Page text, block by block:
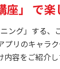
」 で楽
ング」する、
リのキャラ
容をご紹介し